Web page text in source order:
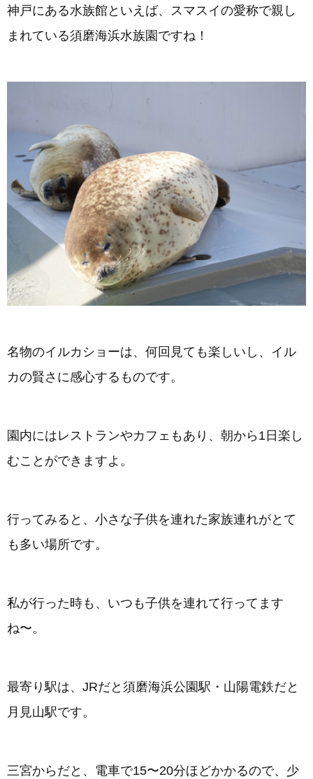
神戸にある水族館といえば、スマスイの愛称で親し
まれている須磨海浜水族園ですね！
名物のイルカショーは、何回見ても楽しいし、イル
カの賢さに感心するものです。
園内にはレストランやカフェもあり、朝から1日楽し
むことができますよ。
行ってみると、小さな子供を連れた家族連れがとて
も多い場所です。
私が行った時も、いつも子供を連れて行ってます
ね〜。
最寄り駅は、JRだと須磨海浜公園駅・山陽電鉄だと
月見山駅です。
三宮からだと、電車で15〜20分ほどかかるので、少